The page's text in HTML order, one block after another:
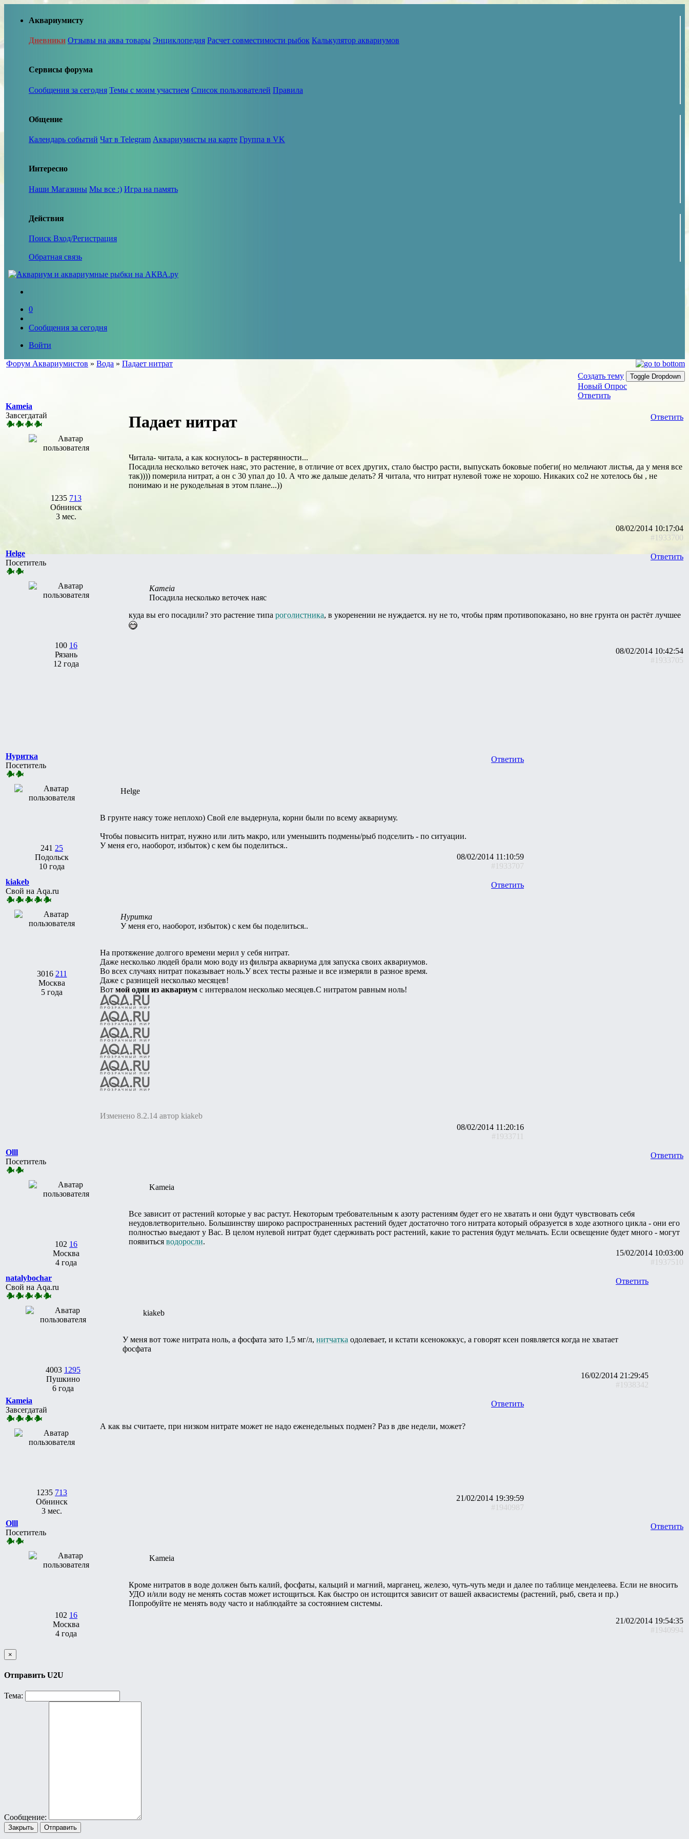
Аквариумисту
Дневники Отзывы на аква товары Энциклопедия Расчет совместимости рыбок Калькулятор аквариумов
Сервисы форума
Сообщения за сегодня Темы с моим участием Список пользователей Правила
Общение
Календарь событий Чат в Telegram Аквариумисты на карте Группа в VK
Интересно
Наши Магазины Мы все :) Игра на память
Действия
Поиск Вход/Регистрация
Обратная связь
0
Сообщения за сегодня
Войти
Форум Аквариумистов » Вода » Падает нитрат
Создать тему
Toggle Dropdown
Новый Опрос
Ответить
Kameia
Завсегдатай
1235 713
Обнинск
3 мес.
Ответить
Падает нитрат
Читала- читала, а как коснулось- в растерянности...
Посадила несколько веточек наяс, это растение, в отличие от всех других, стало быстро расти, выпускать боковые побеги( но мельчают листья, да у меня все
так)))) померила нитрат, а он с 30 упал до 10. А что же дальше делать? Я читала, что нитрат нулевой тоже не хорошо. Никаких со2 не хотелось бы , не
понимаю и не рукодельная в этом плане...))
08/02/2014 10:17:04
#1933700
Helge
Посетитель
100 16
Рязань
12 года
Ответить
Kameia
Посадила несколько веточек наяс
куда вы его посадили? это растение типа роголистника, в укоренении не нуждается. ну не то, чтобы прям противопоказано, но вне грунта он растёт лучшее
08/02/2014 10:42:54
#1933705
Нуритка
Посетитель
241 25
Подольск
10 года
Ответить
Helge
В грунте наясу тоже неплохо) Свой еле выдернула, корни были по всему аквариуму.
Чтобы повысить нитрат, нужно или лить макро, или уменьшить подмены/рыб подселить - по ситуации.
У меня его, наоборот, избыток) с кем бы поделиться..
08/02/2014 11:10:59
#1933707
kiakeb
Свой на Aqa.ru
3016 211
Москва
5 года
Ответить
Нуритка
У меня его, наоборот, избыток) с кем бы поделиться..
На протяжение долгого времени мерил у себя нитрат.
Даже несколько людей брали мою воду из фильтра аквариума для запуска своих аквариумов.
Во всех случаях нитрат показывает ноль.У всех тесты разные и все измеряли в разное время.
Даже с разницей несколько месяцев!
Вот мой один из аквариум с интервалом несколько месяцев.С нитратом равным ноль!
Изменено 8.2.14 автор kiakeb
08/02/2014 11:20:16
#1933711
Olll
Посетитель
102 16
Москва
4 года
Ответить
Kameia
Все зависит от растений которые у вас растут. Некоторым требовательным к азоту растениям будет его не хватать и они будут чувствовать себя
неудовлетворительно. Большинству широко распространенных растений будет достаточно того нитрата который образуется в ходе азотного цикла - они его
полностью выедают у Вас. В целом нулевой нитрат будет сдерживать рост растений, какие то растения будут мельчать. Если освещение будет много - могут
появиться водоросли.
15/02/2014 10:03:00
#1937510
natalybochar
Свой на Aqa.ru
4003 1295
Пушкино
6 года
Ответить
kiakeb
У меня вот тоже нитрата ноль, а фосфата зато 1,5 мг/л, нитчатка одолевает, и кстати ксенококкус, а говорят ксен появляется когда не хватает
фосфата
16/02/2014 21:29:45
#1938342
Kameia
Завсегдатай
1235 713
Обнинск
3 мес.
Ответить
А как вы считаете, при низком нитрате может не надо еженедельных подмен? Раз в две недели, может?
21/02/2014 19:39:59
#1940987
Olll
Посетитель
102 16
Москва
4 года
Ответить
Kameia
Кроме нитратов в воде должен быть калий, фосфаты, кальций и магний, марганец, железо, чуть-чуть меди и далее по таблице менделеева. Если не вносить
УДО и/или воду не менять состав может истощиться. Как быстро он истощится зависит от вашей аквасистемы (растений, рыб, света и пр.)
Попробуйте не менять воду часто и наблюдайте за состоянием системы.
21/02/2014 19:54:35
#1940994
×
Отправить U2U
Тема:
Сообщение:
Закрыть Отправить